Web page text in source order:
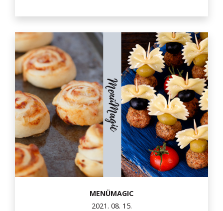
MENÜMAGIC
2021. 08. 15.